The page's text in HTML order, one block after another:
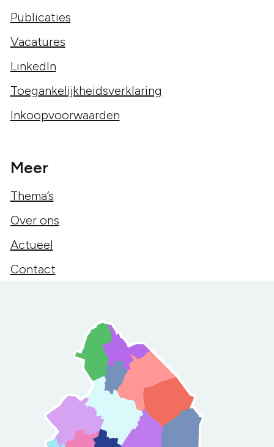
Publicaties
Vacatures
LinkedIn
Toegankelijkheidsverklaring
Inkoopvoorwaarden
Meer
Thema’s
Over ons
Actueel
Contact